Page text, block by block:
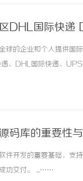
DHL国际快递
球的企业和个人提供国
、DHL国际快递、
，选择一家靠谱且高效
码库的重要性
件开发的重要基础，支
功交付。 ...……